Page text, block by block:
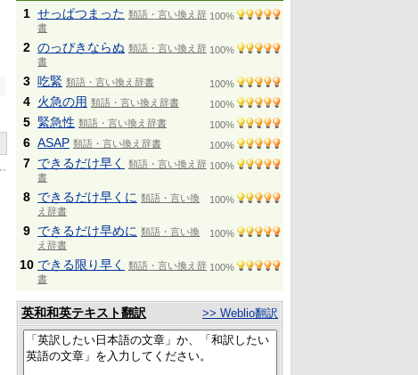
1 せっぱつまった 類語・言い換え辞
書
100%
2 のっぴきならぬ 類語・言い換え辞
書
100%
3 吃緊 類語・言い換え辞書 100%
4 火急の用 類語・言い換え辞書 100%
5 緊急性 類語・言い換え辞書 100%
6 ASAP 類語・言い換え辞書 100%
7 できるだけ早く
類語・言い換え辞
書
100%
8 できるだけ早くに 類語・言い換
え辞書
100%
9 できるだけ早めに 類語・言い換
え辞書
100%
10 できる限り早く
類語・言い換え辞
書
100%
英和和英テキスト翻訳 >> Weblio翻訳